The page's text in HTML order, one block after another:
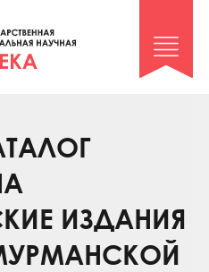
архив»
ИЗДАНИЯ